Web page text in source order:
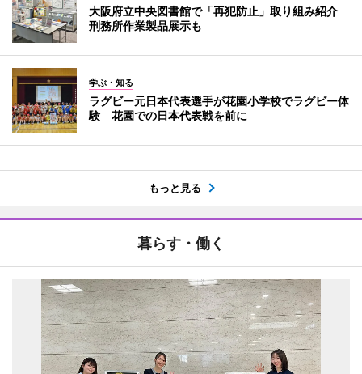
大阪府立中央図書館で「再犯防止」取り組み紹介
刑務所作業製品展示も
学ぶ・知る
ラグビー元日本代表選手が花園小学校でラグビー体
験 花園での日本代表戦を前に
もっと見る
暮らす・働く